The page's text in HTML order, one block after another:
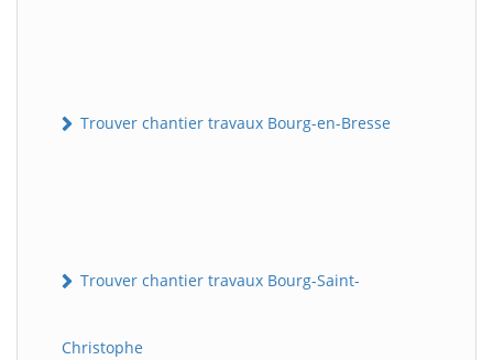
Trouver chantier travaux Bourg-en-Bresse
Trouver chantier travaux Bourg-Saint-
Christophe